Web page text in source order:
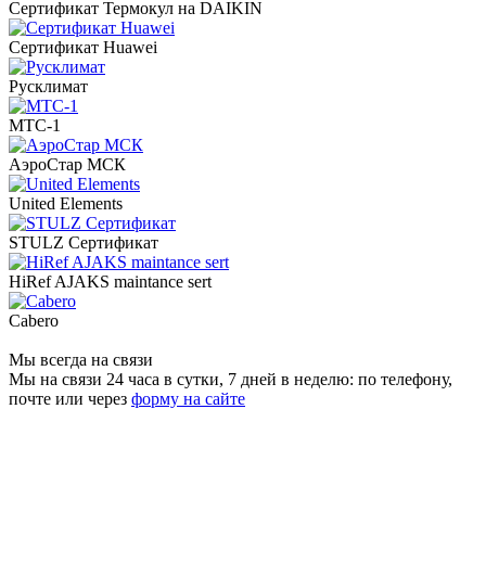
Сертификат Термокул на DAIKIN
Сертификат Huawei
Русклимат
МТС-1
АэроСтар МСК
United Elements
STULZ Сертификат
HiRef AJAKS maintance sert
Cabero
Мы всегда на связи
Мы на связи 24 часа в сутки, 7 дней в неделю: по телефону,
почте или через форму на сайте